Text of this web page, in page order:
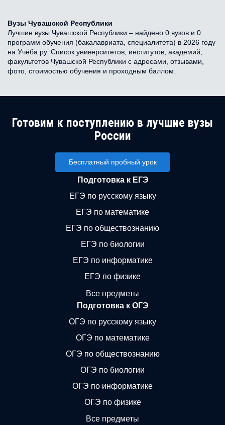
Вузы Чувашской Республики
Лучшие вузы Чувашской Республики – найдено 0 вузов и 0
программ обучения (бакалавриата, специалитета) в 2026 году
на Учёба.ру. Список университетов, институтов, академий,
факультетов Чувашской Республики с адресами, отзывами,
фото, стоимостью обучения и проходным баллом.
Готовим к поступлению в лучшие вузы
России
Бесплатный пробный урок
Подготовка к ЕГЭ
ЕГЭ по русскому языку
ЕГЭ по математике
ЕГЭ по обществознанию
ЕГЭ по биологии
ЕГЭ по информатике
ЕГЭ по физике
Все предметы
Подготовка к ОГЭ
ОГЭ по русскому языку
ОГЭ по математике
ОГЭ по обществознанию
ОГЭ по биологии
ОГЭ по информатике
ОГЭ по физике
Все предметы